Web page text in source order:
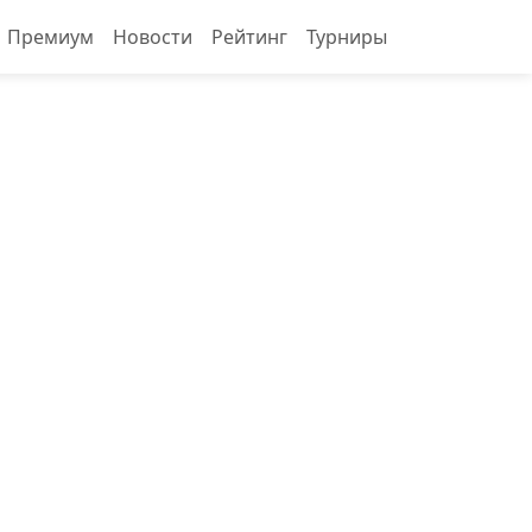
Премиум Новости Рейтинг Турниры